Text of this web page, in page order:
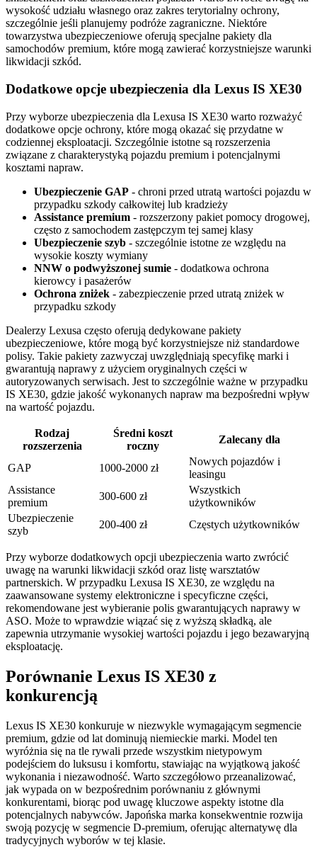
wysokość udziału własnego oraz zakres terytorialny ochrony,
szczególnie jeśli planujemy podróże zagraniczne. Niektóre
towarzystwa ubezpieczeniowe oferują specjalne pakiety dla
samochodów premium, które mogą zawierać korzystniejsze warunki
likwidacji szkód.
Dodatkowe opcje ubezpieczenia dla Lexus IS XE30
Przy wyborze ubezpieczenia dla Lexusa IS XE30 warto rozważyć
dodatkowe opcje ochrony, które mogą okazać się przydatne w
codziennej eksploatacji. Szczególnie istotne są rozszerzenia
związane z charakterystyką pojazdu premium i potencjalnymi
kosztami napraw.
Ubezpieczenie GAP - chroni przed utratą wartości pojazdu w
przypadku szkody całkowitej lub kradzieży
Assistance premium - rozszerzony pakiet pomocy drogowej,
często z samochodem zastępczym tej samej klasy
Ubezpieczenie szyb - szczególnie istotne ze względu na
wysokie koszty wymiany
NNW o podwyższonej sumie - dodatkowa ochrona
kierowcy i pasażerów
Ochrona zniżek - zabezpieczenie przed utratą zniżek w
przypadku szkody
Dealerzy Lexusa często oferują dedykowane pakiety
ubezpieczeniowe, które mogą być korzystniejsze niż standardowe
polisy. Takie pakiety zazwyczaj uwzględniają specyfikę marki i
gwarantują naprawy z użyciem oryginalnych części w
autoryzowanych serwisach. Jest to szczególnie ważne w przypadku
IS XE30, gdzie jakość wykonanych napraw ma bezpośredni wpływ
na wartość pojazdu.
Rodzaj
rozszerzenia
Średni koszt
roczny
Zalecany dla
GAP 1000-2000 zł
Nowych pojazdów i
leasingu
Assistance
premium
300-600 zł
Wszystkich
użytkowników
Ubezpieczenie
szyb
200-400 zł Częstych użytkowników
Przy wyborze dodatkowych opcji ubezpieczenia warto zwrócić
uwagę na warunki likwidacji szkód oraz listę warsztatów
partnerskich. W przypadku Lexusa IS XE30, ze względu na
zaawansowane systemy elektroniczne i specyficzne części,
rekomendowane jest wybieranie polis gwarantujących naprawy w
ASO. Może to wprawdzie wiązać się z wyższą składką, ale
zapewnia utrzymanie wysokiej wartości pojazdu i jego bezawaryjną
eksploatację.
Porównanie Lexus IS XE30 z
konkurencją
Lexus IS XE30 konkuruje w niezwykle wymagającym segmencie
premium, gdzie od lat dominują niemieckie marki. Model ten
wyróżnia się na tle rywali przede wszystkim nietypowym
podejściem do luksusu i komfortu, stawiając na wyjątkową jakość
wykonania i niezawodność. Warto szczegółowo przeanalizować,
jak wypada on w bezpośrednim porównaniu z głównymi
konkurentami, biorąc pod uwagę kluczowe aspekty istotne dla
potencjalnych nabywców. Japońska marka konsekwentnie rozwija
swoją pozycję w segmencie D-premium, oferując alternatywę dla
tradycyjnych wyborów w tej klasie.